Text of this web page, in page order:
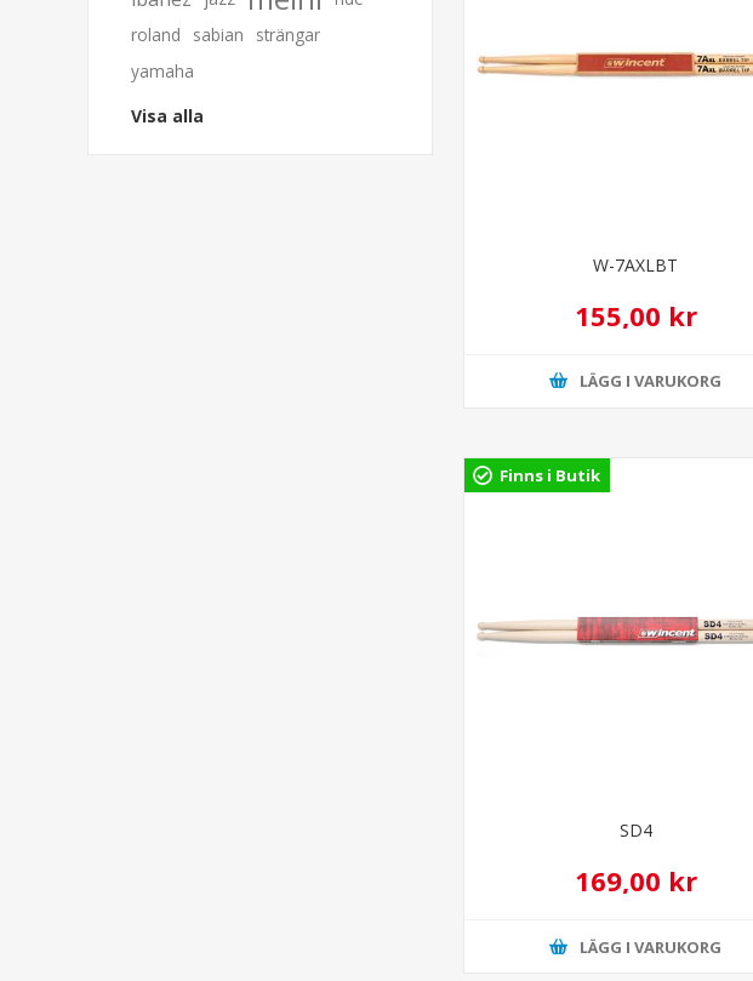
W-7AXLBT
155,00 kr
LÄGG I VARUKORG
Finns i Butik
SD4
169,00 kr
LÄGG I VARUKORG
roland
sabian
strängar
yamaha
Visa alla